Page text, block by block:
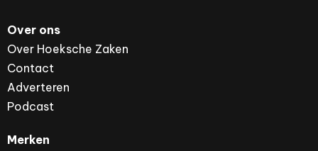
Over ons
Over Hoeksche Zaken
Contact
Adverteren
Podcast
Merken